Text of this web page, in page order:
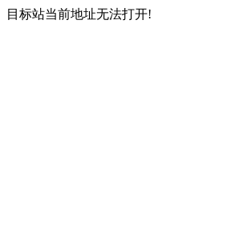
目标站当前地址无法打开!